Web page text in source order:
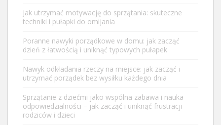
Jak utrzymać motywację do sprzątania: skuteczne
techniki i pułapki do omijania
Poranne nawyki porządkowe w domu: jak zacząć
dzień z łatwością i uniknąć typowych pułapek
Nawyk odkładania rzeczy na miejsce: jak zacząć i
utrzymać porządek bez wysiłku każdego dnia
Sprzątanie z dziećmi jako wspólna zabawa i nauka
odpowiedzialności – jak zacząć i uniknąć frustracji
rodziców i dzieci